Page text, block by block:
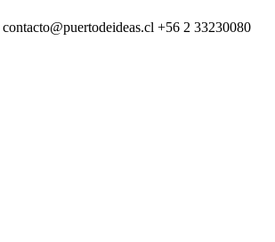
contacto@puertodeideas.cl +56 2 33230080